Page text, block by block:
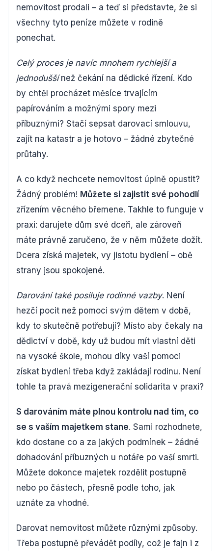
nemovitost prodali – a teď si představte, že si
všechny tyto peníze můžete v rodině
ponechat.
Celý proces je navíc mnohem rychlejší a
jednoduššínež čekání na dědické řízení. Kdo
by chtěl procházet měsíce trvajícím
papírováním a možnými spory mezi
příbuznými? Stačí sepsat darovací smlouvu,
zajít na katastr a je hotovo – žádné zbytečné
průtahy.
A co když nechcete nemovitost úplně opustit?
Žádný problém! Můžete si zajistit své pohodlí
zřízením věcného břemene. Takhle to funguje v
praxi: darujete dům své dceři, ale zároveň
máte právně zaručeno, že v něm můžete dožít.
Dcera získá majetek, vy jistotu bydlení – obě
strany jsou spokojené.
Darování také posiluje rodinné vazby. Není
hezčí pocit než pomoci svým dětem v době,
kdy to skutečně potřebují? Místo aby čekaly na
dědictví v době, kdy už budou mít vlastní děti
na vysoké škole, mohou díky vaší pomoci
získat bydlení třeba když zakládají rodinu. Není
tohle ta pravá mezigenerační solidarita v praxi?
S darováním máte plnou kontrolu nad tím, co
se s vaším majetkem stane. Sami rozhodnete,
kdo dostane co a za jakých podmínek – žádné
dohadování příbuzných u notáře po vaší smrti.
Můžete dokonce majetek rozdělit postupně
nebo po částech, přesně podle toho, jak
uznáte za vhodné.
Darovat nemovitost můžete různými způsoby.
Třeba postupně převádět podíly, což je fajn i z